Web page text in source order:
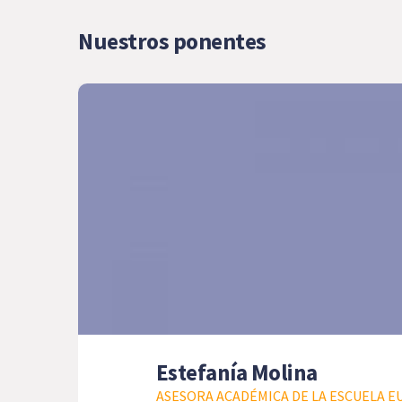
Nuestros ponentes
Estefanía Molina
ASESORA ACADÉMICA DE LA ESCUELA